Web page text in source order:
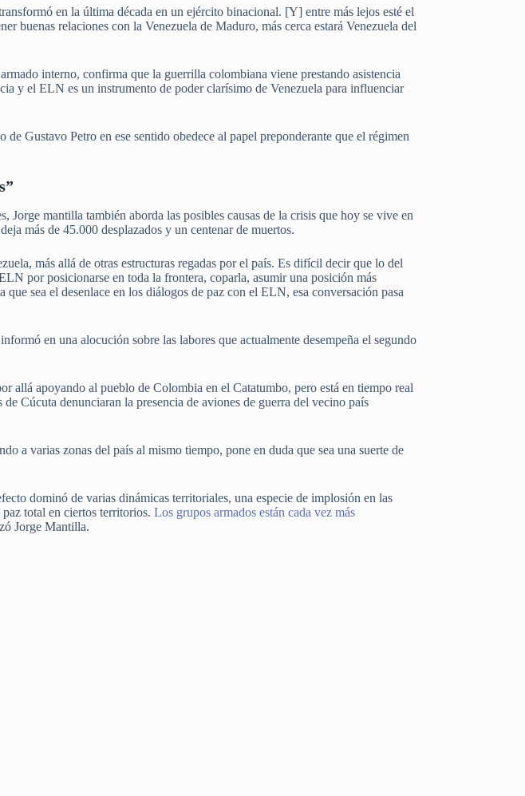
en la última década en un ejército binacional. [Y] entre más lejos esté el
buenas relaciones con la Venezuela de Maduro, más cerca estará Venezuela del
interno, confirma que la guerrilla colombiana viene prestando asistencia
y el ELN es un instrumento de poder clarísimo de Venezuela para influenciar
Gustavo Petro en ese sentido obedece al papel preponderante que el régimen
mantilla también aborda las posibles causas de la crisis que hoy se vive en
más de 45.000 desplazados y un centenar de muertos.
más allá de otras estructuras regadas por el país. Es difícil decir que lo del
por posicionarse en toda la frontera, coparla, asumir una posición más
sea el desenlace en los diálogos de paz con el ELN, esa conversación pasa
en una alocución sobre las labores que actualmente desempeña el segundo
allá apoyando al pueblo de Colombia en el Catatumbo, pero está en tiempo real
Cúcuta denunciaran la presencia de aviones de guerra del vecino país
a varias zonas del país al mismo tiempo, pone en duda que sea una suerte de
dominó de varias dinámicas territoriales, una especie de implosión en las
paz total en ciertos territorios.Los grupos armados están cada vez más
Jorge Mantilla.